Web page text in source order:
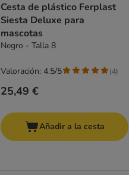
Cesta de plástico Ferplast
Siesta Deluxe para
mascotas
Negro - Talla 8
25,49 €
Valoración: 4.5/5 (4)
Añadir a la cesta